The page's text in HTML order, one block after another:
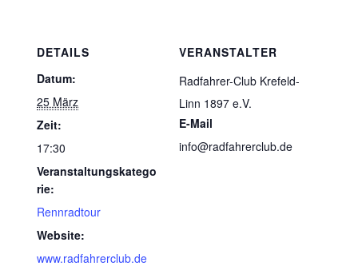
DETAILS
Datum:
25 März
Zeit:
17:30
Veranstaltungskatego
rie:
Rennradtour
Website:
www.radfahrerclub.de
VERANSTALTER
Radfahrer-Club Krefeld-
Linn 1897 e.V.
E-Mail
info@radfahrerclub.de